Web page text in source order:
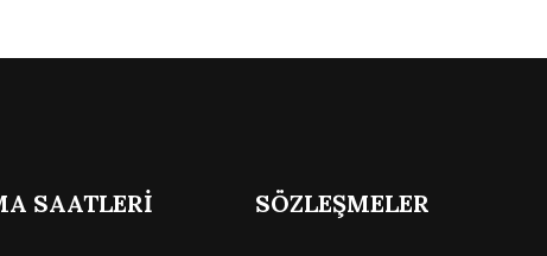
SAATLERİ SÖZLEŞMELER